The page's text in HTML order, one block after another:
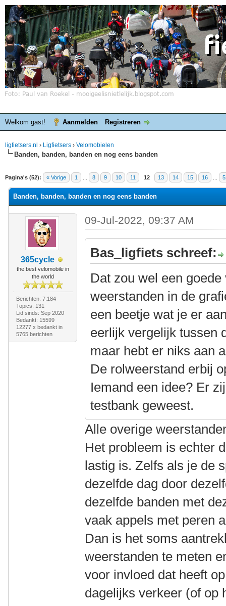
Welkom gast! Aanmelden Registreren
ligfietsers.nl › Ligfietsers › Velomobielen
Banden, banden, banden en nog eens banden
Pagina's (52): « Vorige 1 8 9 10 11 12 13 14 15 16
waardering is 3
Banden, banden, banden en nog eens banden
365cycle
the best velomobile in
the world
Berichten: 7.184
Topics: 131
Lid sinds: Sep 2020
Bedankt: 15599
12277 x bedankt in
5765 berichten
09-Jul-2022, 09:37 AM
Bas_ligfiets schreef:
Dat zou wel een
weerstanden in de
een beetje wat je er
eerlijk vergelijk tussen
maar hebt er niks aan
De rolweerstand erbij
Iemand een idee? Er
testbank geweest.
Alle overige
Het probleem is echter
lastig is. Zelfs als je de
dezelfde dag door
dezelfde banden met
vaak appels met peren
Dan is het soms
weerstanden te meten
voor invloed dat heeft
dagelijks verkeer (of op